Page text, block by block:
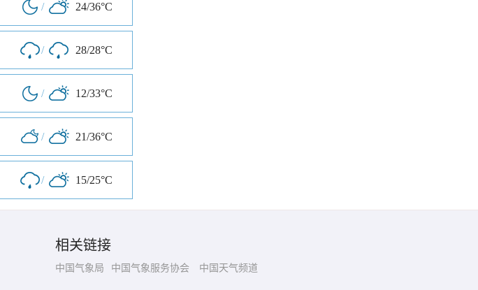
/ 24/36°C
/ 28/28°C
/ 12/33°C
/ 21/36°C
/ 15/25°C
相关链接
中国气象局 中国气象服务协会 中国天气频道